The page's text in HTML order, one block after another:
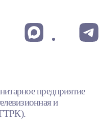
предприятие
и